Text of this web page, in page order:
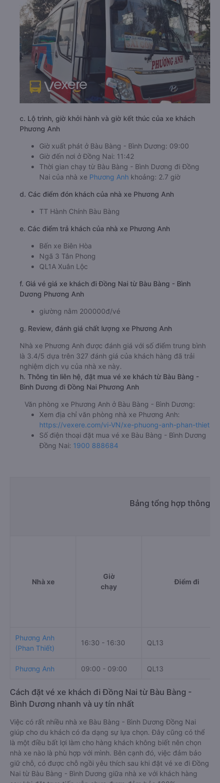
c. Lộ trình, giờ khởi hành và giờ kết thúc của xe khách
Phương Anh
Giờ xuất phát ở Bàu Bàng - Bình Dương: 09:00
Giờ đến nơi ở Đồng Nai: 11:42
Thời gian chạy từ Bàu Bàng - Bình Dương đi Đồng
Nai của nhà xe Phương Anh khoảng: 2.7 giờ
d. Các điểm đón khách của nhà xe Phương Anh
TT Hành Chính Bàu Bàng
e. Các điểm trả khách của nhà xe Phương Anh
Bến xe Biên Hòa
Ngã 3 Tân Phong
QL1A Xuân Lộc
f. Giá vé giá xe khách đi Đồng Nai từ Bàu Bàng - Bình
Dương Phương Anh
giường nằm 200000đ/vé
g. Review, đánh giá chất lượng xe Phương Anh
Nhà xe Phương Anh được đánh giá với số điểm trung bình
là 3.4/5 dựa trên 327 đánh giá của khách hàng đã trải
nghiệm dịch vụ của nhà xe này.
h. Thông tin liên hệ, đặt mua vé xe khách từ Bàu Bàng -
Bình Dương đi Đồng Nai Phương Anh
Văn phòng xe Phương Anh ở Bàu Bàng - Bình Dương:
Xem địa chỉ văn phòng nhà xe Phương Anh:
https://vexere.com/vi-VN/xe-phuong-anh-phan-thiet
Số điện thoại đặt mua vé xe Bàu Bàng - Bình Dương
Đồng Nai: 1900 888684
Bảng tổng hợp thông
Nhà xe
Giờ
chạy
Điểm đi
Phương Anh
(Phan Thiết)
16:30 - 16:30 QL13
Phương Anh 09:00 - 09:00 QL13
Cách đặt vé xe khách đi Đồng Nai từ Bàu Bàng -
Bình Dương nhanh và uy tín nhất
Việc có rất nhiều nhà xe Bàu Bàng - Bình Dương Đồng Nai
giúp cho du khách có đa dạng sự lựa chọn. Đây cũng có thể
là một điều bất lợi làm cho hàng khách không biết nên chọn
nhà xe nào là phù hợp với mình. Bên cạnh đó, việc đảm bảo
giữ chỗ, có được chỗ ngồi yêu thích sau khi đặt vé xe đi Đồng
Nai từ Bàu Bàng - Bình Dương giữa nhà xe với khách hàng